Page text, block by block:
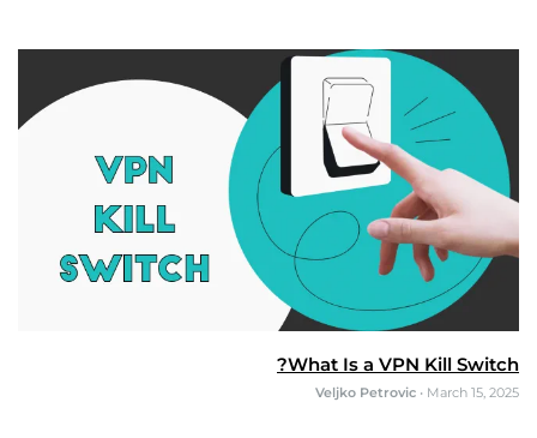
What Is a VPN Kill Switch?
Veljko Petrovic • March 15, 2025